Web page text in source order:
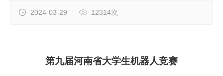
2024-03-29 12314次
第九届河南省大学生机器人竞赛